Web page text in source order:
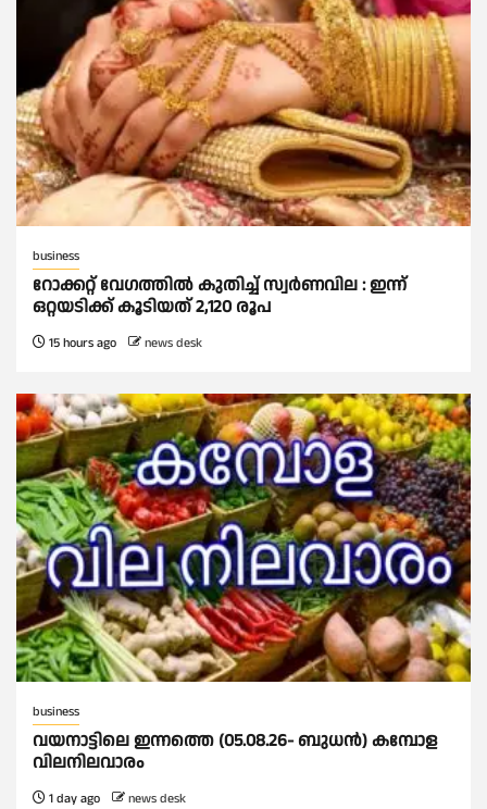
business
റോക്കറ്റ് വേഗത്തില്‍ കുതിച്ച് സ്വര്‍ണവില : ഇന്ന്
ഒറ്റയടിക്ക് കൂടിയത് 2,120 രൂപ
15 hours ago news desk
business
വയനാട്ടിലെ ഇന്നത്തെ (05.08.26- ബുധൻ) കമ്പോള
വിലനിലവാരം
1 day ago news desk